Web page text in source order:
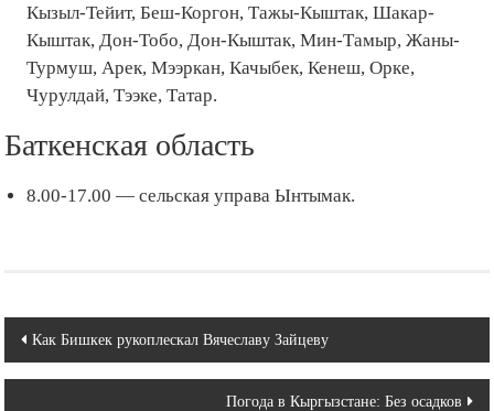
Кызыл-Тейит, Беш-Коргон, Тажы-Кыштак, Шакар-
Кыштак, Дон-Тобо, Дон-Кыштак, Мин-Тамыр, Жаны-
Турмуш, Арек, Мээркан, Качыбек, Кенеш, Орке,
Чурулдай, Тээке, Татар.
Баткенская область
8.00-17.00 — сельская управа Ынтымак.
Навигация
по
Как Бишкек рукоплескал Вячеславу Зайцеву
Погода в Кыргызстане: Без осадков